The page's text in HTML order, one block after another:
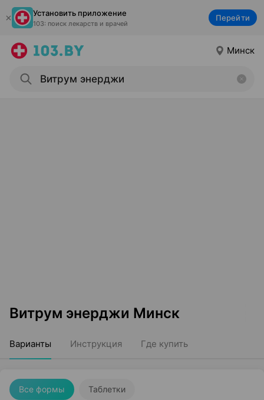
Установить приложение
103: поиск лекарств и врачей
Перейти
Минск
Витрум энерджи Минск
Варианты Инструкция Где купить
Все формы Таблетки